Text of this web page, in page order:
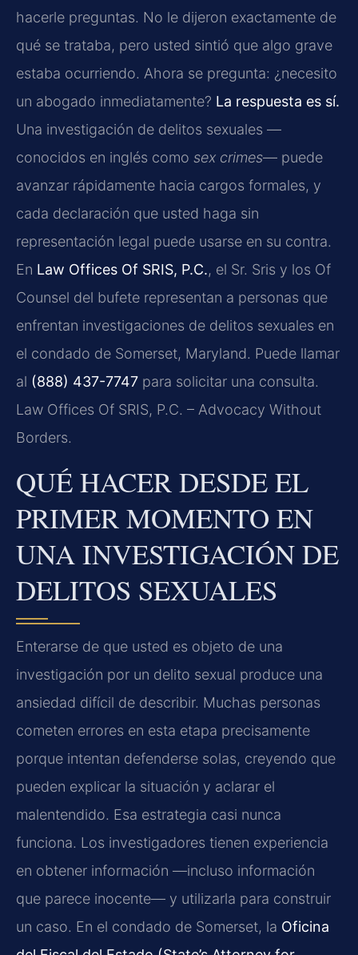
hacerle preguntas. No le dijeron exactamente de
qué se trataba, pero usted sintió que algo grave
estaba ocurriendo. Ahora se pregunta: ¿necesito
un abogado inmediatamente? La respuesta es sí.
Una investigación de delitos sexuales —
conocidos en inglés como sex crimes— puede
avanzar rápidamente hacia cargos formales, y
cada declaración que usted haga sin
representación legal puede usarse en su contra.
En Law Offices Of SRIS, P.C., el Sr. Sris y los Of
Counsel del bufete representan a personas que
enfrentan investigaciones de delitos sexuales en
el condado de Somerset, Maryland. Puede llamar
al (888) 437-7747 para solicitar una consulta.
Law Offices Of SRIS, P.C. – Advocacy Without
Borders.
QUÉ HACER DESDE EL
PRIMER MOMENTO EN
UNA INVESTIGACIÓN DE
DELITOS SEXUALES
Enterarse de que usted es objeto de una
investigación por un delito sexual produce una
ansiedad difícil de describir. Muchas personas
cometen errores en esta etapa precisamente
porque intentan defenderse solas, creyendo que
pueden explicar la situación y aclarar el
malentendido. Esa estrategia casi nunca
funciona. Los investigadores tienen experiencia
en obtener información —incluso información
que parece inocente— y utilizarla para construir
un caso. En el condado de Somerset, la Oficina